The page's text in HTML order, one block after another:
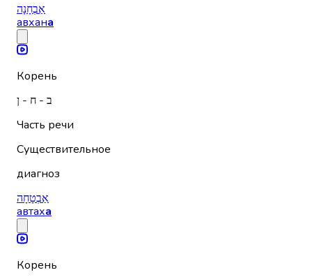
אַבְחָנָה
авхана
Корень
ב - ח - ן
Часть речи
Существительное
диагноз
אַבְטָחָה
автаха
Корень